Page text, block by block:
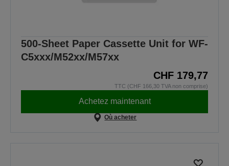
500-Sheet Paper Cassette Unit for WF-
C5xxx/M52xx/M57xx
CHF 179,77
TTC (CHF 166,30 TVA non comprise)
Achetez maintenant
Où acheter